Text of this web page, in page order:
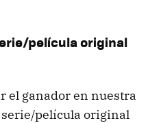
película original
el ganador en nuestra
serie/película original